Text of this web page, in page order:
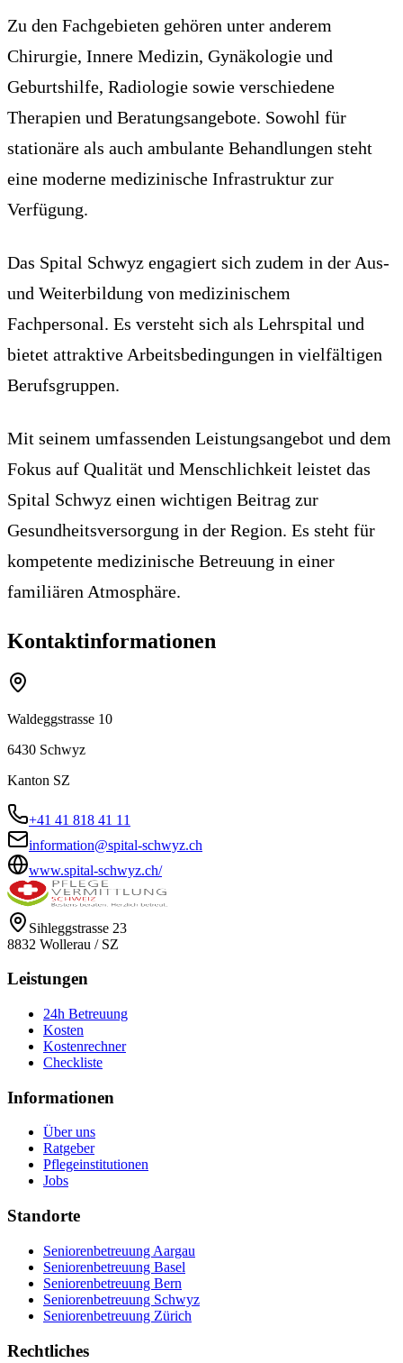
Zu den Fachgebieten gehören unter anderem
Chirurgie, Innere Medizin, Gynäkologie und
Geburtshilfe, Radiologie sowie verschiedene
Therapien und Beratungsangebote. Sowohl für
stationäre als auch ambulante Behandlungen steht
eine moderne medizinische Infrastruktur zur
Verfügung.
Das Spital Schwyz engagiert sich zudem in der Aus-
und Weiterbildung von medizinischem
Fachpersonal. Es versteht sich als Lehrspital und
bietet attraktive Arbeitsbedingungen in vielfältigen
Berufsgruppen.
Mit seinem umfassenden Leistungsangebot und dem
Fokus auf Qualität und Menschlichkeit leistet das
Spital Schwyz einen wichtigen Beitrag zur
Gesundheitsversorgung in der Region. Es steht für
kompetente medizinische Betreuung in einer
familiären Atmosphäre.
Kontaktinformationen
Waldeggstrasse 10
6430 Schwyz
Kanton SZ
+41 41 818 41 11
information@spital-schwyz.ch
www.spital-schwyz.ch/
Sihleggstrasse 23
8832 Wollerau / SZ
Leistungen
24h Betreuung
Kosten
Kostenrechner
Checkliste
Informationen
Über uns
Ratgeber
Pflegeinstitutionen
Jobs
Standorte
Seniorenbetreuung Aargau
Seniorenbetreuung Basel
Seniorenbetreuung Bern
Seniorenbetreuung Schwyz
Seniorenbetreuung Zürich
Rechtliches